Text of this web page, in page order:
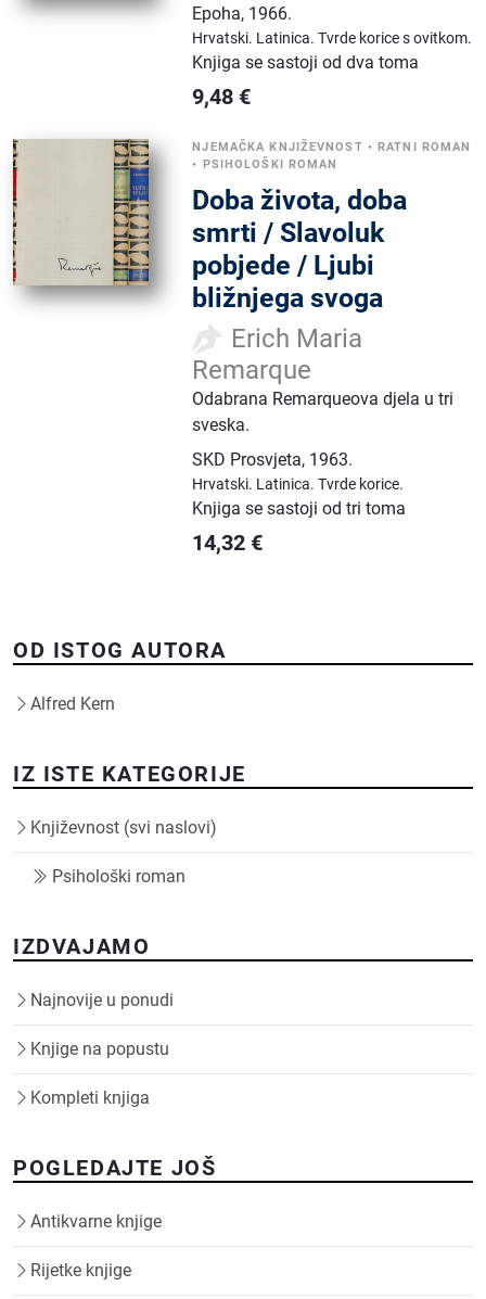
Epoha, 1966.
Hrvatski. Latinica.Tvrde korice s ovitkom.
Knjiga se sastoji od dva toma
9,48 €
NJEMAČKA KNJIŽEVNOST • RATNI ROMAN
•
PSIHOLOŠKI ROMAN
Doba života, doba
smrti / Slavoluk
pobjede / Ljubi
bližnjega svoga
Erich Maria
Remarque
Odabrana Remarqueova djela u tri
sveska.
SKD Prosvjeta, 1963.
Hrvatski. Latinica.Tvrde korice.
Knjiga se sastoji od tri toma
14,32 €
OD ISTOG AUTORA
Alfred Kern
IZ ISTE KATEGORIJE
Književnost (svi naslovi)
Psihološki roman
IZDVAJAMO
Najnovije u ponudi
Knjige na popustu
Kompleti knjiga
POGLEDAJTE JOŠ
Antikvarne knjige
Rijetke knjige